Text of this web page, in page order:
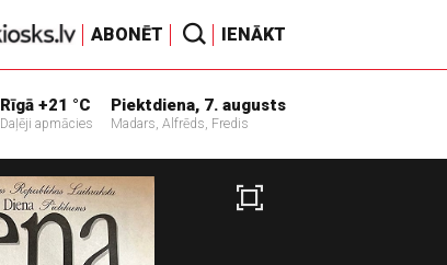
ABONĒT IENĀKT
Rīgā +21 °C
Daļēji apmācies
Piektdiena, 7. augusts
Madars, Alfrēds, Fredis